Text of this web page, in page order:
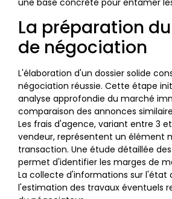
La préparation
de négociation
L'élaboration d'un dossier solide
négociation réussie. Cette étape
analyse approfondie du marché
comparaison des annonces
Les frais d'agence, variant entre 3 et
vendeur, représentent un élément
transaction. Une étude détaillée
permet d'identifier les marges de
La collecte d'informations sur l'état
l'estimation des travaux éventuels